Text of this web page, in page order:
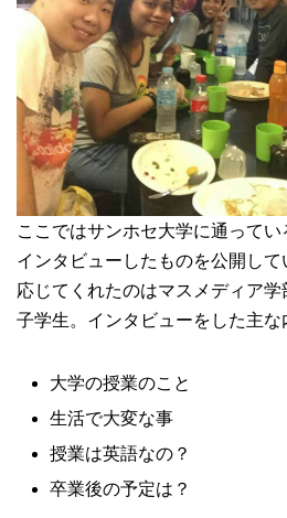
ここではサンホセ大学に通って
インタビューしたものを公開し
応じてくれたのはマスメディア
子学生。インタビューをした主な
大学の授業のこと
生活で大変な事
授業は英語なの？
卒業後の予定は？